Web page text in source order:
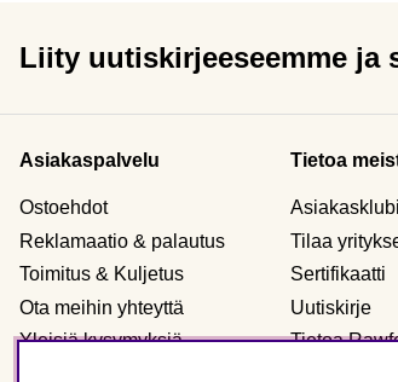
Liity uutiskirjeeseemme ja
Asiakaspalvelu
Ostoehdot
Reklamaatio & palautus
Toimitus & Kuljetus
Ota meihin yhteyttä
Yleisiä kysymyksiä
Tietoa
Asiakasklubi
Tilaa
Sertifikaatti
Uutiskirje
Tietoa